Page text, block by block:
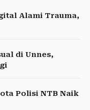
Alami Trauma,
di Unnes,
Polisi NTB Naik